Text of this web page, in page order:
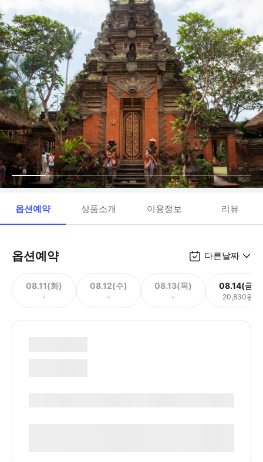
옵션예약 상품소개 이용정보 리뷰
옵션예약 다른날짜
08.11(화)
-
08.12(수)
-
08.13(목)
-
08.14(금)
20,830원